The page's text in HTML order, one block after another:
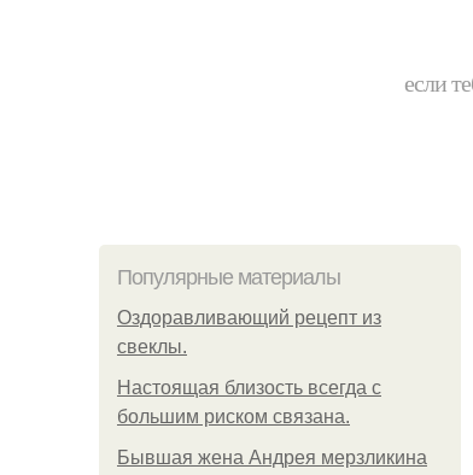
если
Популярные материалы
Оздоравливающий рецепт из
свеклы.
Hacтоящая близость всегда с
большим риском связана.
Бывшая жена Андрея мерзликина